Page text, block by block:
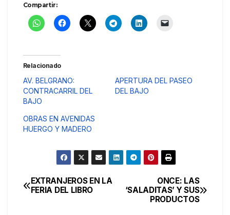
Compartir:
Relacionado
AV. BELGRANO:
CONTRACARRIL DEL
BAJO
APERTURA DEL PASEO
DEL BAJO
OBRAS EN AVENIDAS
HUERGO Y MADERO
Navegación
ONCE: LAS
‘SALADITAS’ Y SUS
PRODUCTOS
EXTRANJEROS EN LA
FERIA DEL LIBRO